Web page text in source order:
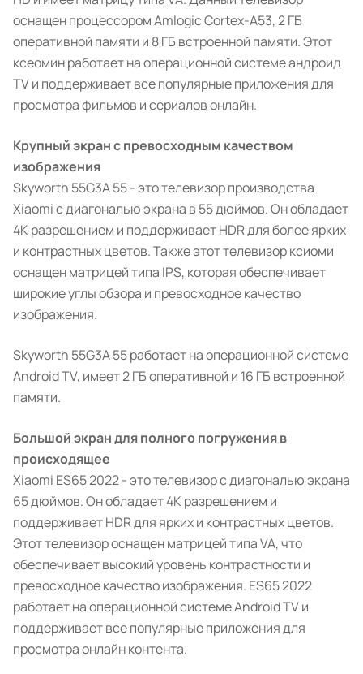
оснащен процессором Amlogic Cortex-A53, 2 ГБ
оперативной памяти и 8 ГБ встроенной памяти. Этот
ксеомин работает на операционной системе андроид
TV и поддерживает все популярные приложения для
просмотра фильмов и сериалов онлайн.
Крупный экран с превосходным качеством
изображения
Skyworth 55G3A 55 - это телевизор производства
Xiaomi с диагональю экрана в 55 дюймов. Он обладает
4K разрешением и поддерживает HDR для более ярких
и контрастных цветов. Также этот телевизор ксиоми
оснащен матрицей типа IPS, которая обеспечивает
широкие углы обзора и превосходное качество
изображения.
Skyworth 55G3A 55 работает на операционной системе
Android TV, имеет 2 ГБ оперативной и 16 ГБ встроенной
памяти.
Большой экран для полного погружения в
происходящее
Xiaomi ES65 2022 - это телевизор с диагональю экрана
65 дюймов. Он обладает 4K разрешением и
поддерживает HDR для ярких и контрастных цветов.
Этот телевизор оснащен матрицей типа VA, что
обеспечивает высокий уровень контрастности и
превосходное качество изображения. ES65 2022
работает на операционной системе Android TV и
поддерживает все популярные приложения для
просмотра онлайн контента.